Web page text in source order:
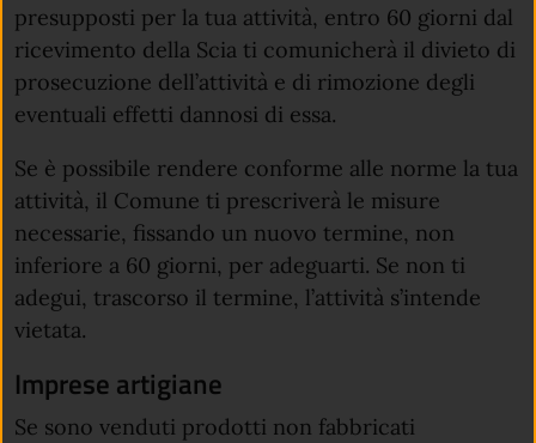
presupposti per la tua attività, entro 60 giorni dal
ricevimento della Scia ti comunicherà il divieto di
prosecuzione dell’attività e di rimozione degli
eventuali effetti dannosi di essa.
Se è possibile rendere conforme alle norme la tua
attività, il Comune ti prescriverà le misure
necessarie, fissando un nuovo termine, non
inferiore a 60 giorni, per adeguarti. Se non ti
adegui, trascorso il termine, l’attività s’intende
vietata.
Imprese artigiane
Se sono venduti prodotti non fabbricati